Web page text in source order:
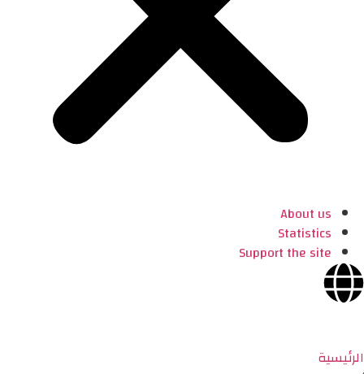
About us
Statistics
Support the site
الرئيسية